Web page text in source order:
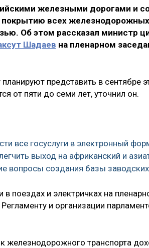
железными дорогами и
всех
Об этом рассказал министр
Шадаев на пленарном
представить в сентябре
от пяти до семи лет, уточнил он.
все госуслуги в электронный
выход на африканский и
вопросы создания базы
в поездах и электричках на
и организации
железнодорожного транспорта